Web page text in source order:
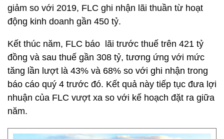
giảm so với 2019, FLC ghi nhận lãi thuần từ hoạt
động kinh doanh gần 450 tỷ.
Kết thúc năm, FLC báo lãi trước thuế trên 421 tỷ
đồng và sau thuế gần 308 tỷ, tương ứng với mức
tăng lần lượt là 43% và 68% so với ghi nhận trong
báo cáo quý 4 trước đó. Kết quả này tiếp tục đưa lợi
nhuận của FLC vượt xa so với kế hoạch đặt ra giữa
năm.